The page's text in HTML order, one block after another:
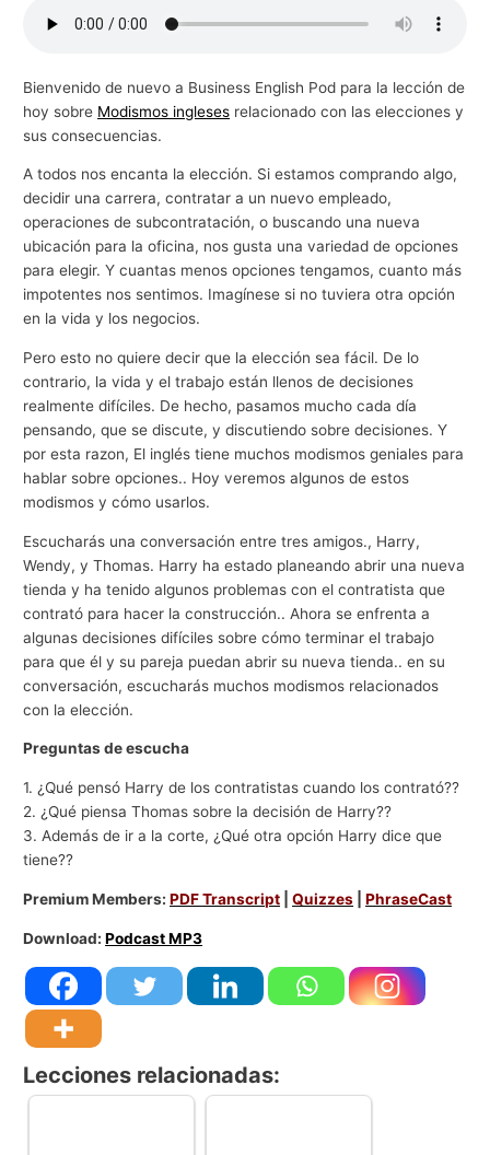
Bienvenido de nuevo a Business English Pod para la lección de
hoy sobre Modismos ingleses relacionado con las elecciones y
sus consecuencias.
A todos nos encanta la elección. Si estamos comprando algo,
decidir una carrera, contratar a un nuevo empleado,
operaciones de subcontratación, o buscando una nueva
ubicación para la oficina, nos gusta una variedad de opciones
para elegir. Y cuantas menos opciones tengamos, cuanto más
impotentes nos sentimos. Imagínese si no tuviera otra opción
en la vida y los negocios.
Pero esto no quiere decir que la elección sea fácil. De lo
contrario, la vida y el trabajo están llenos de decisiones
realmente difíciles. De hecho, pasamos mucho cada día
pensando, que se discute, y discutiendo sobre decisiones. Y
por esta razon, El inglés tiene muchos modismos geniales para
hablar sobre opciones.. Hoy veremos algunos de estos
modismos y cómo usarlos.
Escucharás una conversación entre tres amigos., Harry,
Wendy, y Thomas. Harry ha estado planeando abrir una nueva
tienda y ha tenido algunos problemas con el contratista que
contrató para hacer la construcción.. Ahora se enfrenta a
algunas decisiones difíciles sobre cómo terminar el trabajo
para que él y su pareja puedan abrir su nueva tienda.. en su
conversación, escucharás muchos modismos relacionados
con la elección.
Preguntas de escucha
1. ¿Qué pensó Harry de los contratistas cuando los contrató??
2. ¿Qué piensa Thomas sobre la decisión de Harry??
3. Además de ir a la corte, ¿Qué otra opción Harry dice que
tiene??
Premium Members:PDF Transcript |Quizzes |PhraseCast
Download:Podcast MP3
Lecciones relacionadas:
c
i
o
s